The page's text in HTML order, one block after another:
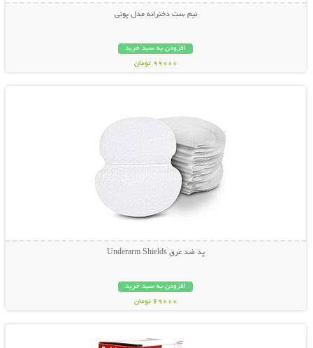
نیم ست دخترانه مدل پونی
افزودن به سبد خرید
99000 تومان
نمایش توضیحات بیشتر
پد ضد عرق Underarm Shields
افزودن به سبد خرید
69000 تومان
نمایش توضیحات بیشتر